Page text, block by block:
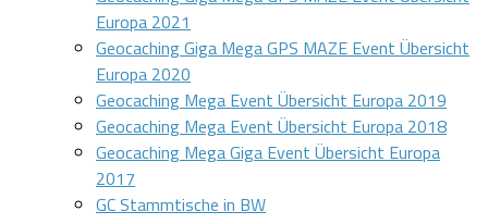
Europa 2021
Geocaching Giga Mega GPS MAZE Event Übersicht
Europa 2020
Geocaching Mega Event Übersicht Europa 2019
Geocaching Mega Event Übersicht Europa 2018
Geocaching Mega Giga Event Übersicht Europa
2017
GC Stammtische in BW